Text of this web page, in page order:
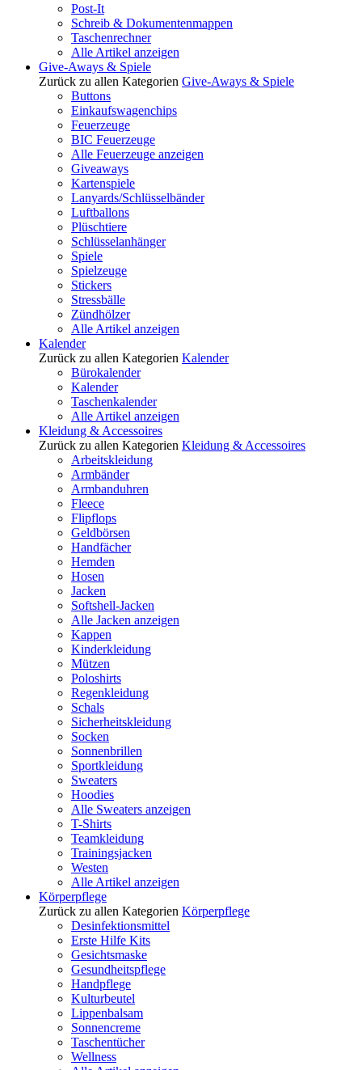
Post-It
Schreib & Dokumentenmappen
Taschenrechner
Alle Artikel anzeigen
Give-Aways & Spiele
Zurück zu allen Kategorien Give-Aways & Spiele
Buttons
Einkaufswagenchips
Feuerzeuge
BIC Feuerzeuge
Alle Feuerzeuge anzeigen
Giveaways
Kartenspiele
Lanyards/Schlüsselbänder
Luftballons
Plüschtiere
Schlüsselanhänger
Spiele
Spielzeuge
Stickers
Stressbälle
Zündhölzer
Alle Artikel anzeigen
Kalender
Zurück zu allen Kategorien Kalender
Bürokalender
Kalender
Taschenkalender
Alle Artikel anzeigen
Kleidung & Accessoires
Zurück zu allen Kategorien Kleidung & Accessoires
Arbeitskleidung
Armbänder
Armbanduhren
Fleece
Flipflops
Geldbörsen
Handfächer
Hemden
Hosen
Jacken
Softshell-Jacken
Alle Jacken anzeigen
Kappen
Kinderkleidung
Mützen
Poloshirts
Regenkleidung
Schals
Sicherheitskleidung
Socken
Sonnenbrillen
Sportkleidung
Sweaters
Hoodies
Alle Sweaters anzeigen
T-Shirts
Teamkleidung
Trainingsjacken
Westen
Alle Artikel anzeigen
Körperpflege
Zurück zu allen Kategorien Körperpflege
Desinfektionsmittel
Erste Hilfe Kits
Gesichtsmaske
Gesundheitspflege
Handpflege
Kulturbeutel
Lippenbalsam
Sonnencreme
Taschentücher
Wellness